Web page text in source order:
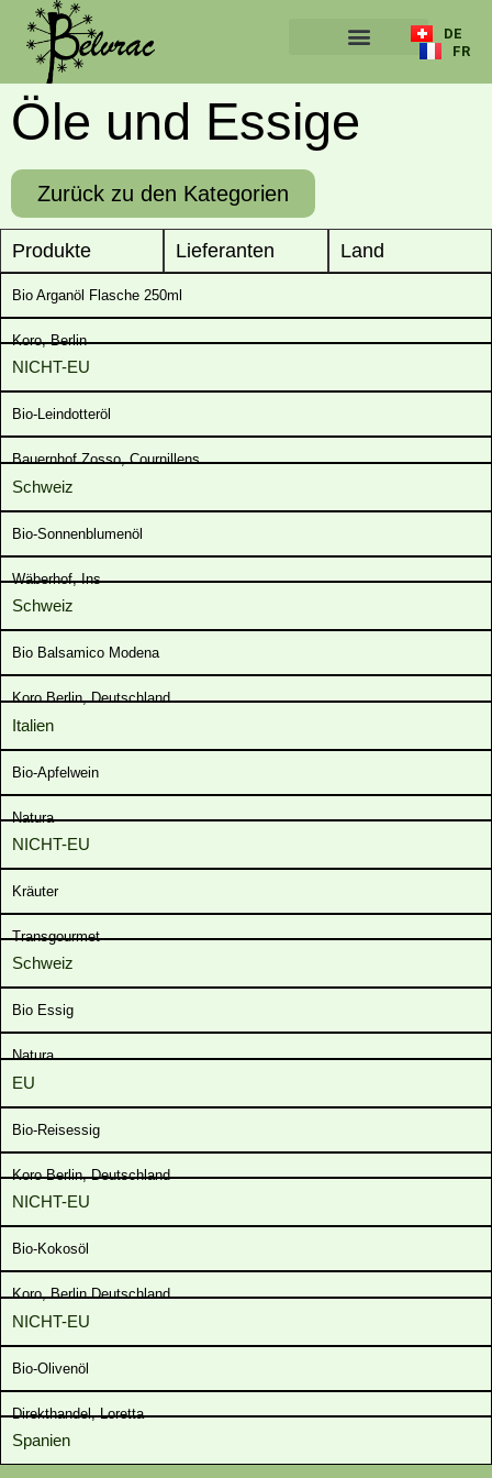
DE
FR
Öle und Essige
Zurück zu den Kategorien
Produkte Lieferanten Land
Bio Arganöl Flasche 250ml
Koro, Berlin
NICHT-EU
Bio-Leindotteröl
Bauernhof Zosso, Cournillens
Schweiz
Bio-Sonnenblumenöl
Wäberhof, Ins
Schweiz
Bio Balsamico Modena
Koro Berlin, Deutschland
Italien
Bio-Apfelwein
Natura
NICHT-EU
Kräuter
Transgourmet
Schweiz
Bio Essig
Natura
EU
Bio-Reisessig
Koro Berlin, Deutschland
NICHT-EU
Bio-Kokosöl
Koro, Berlin Deutschland
NICHT-EU
Bio-Olivenöl
Direkthandel, Loretta
Spanien